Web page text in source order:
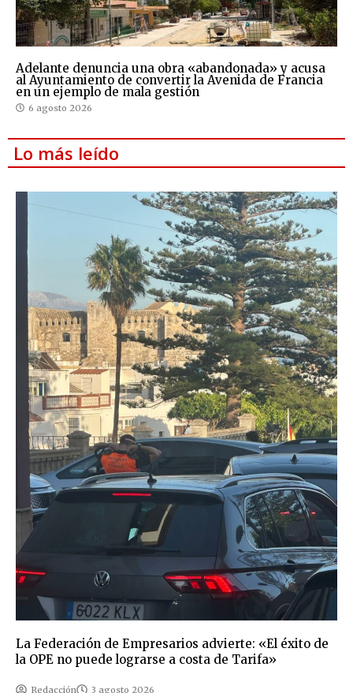
Adelante denuncia una obra «abandonada» y acusa
al Ayuntamiento de convertir la Avenida de Francia
en un ejemplo de mala gestión
6 agosto 2026
Lo más leído
La Federación de Empresarios advierte: «El éxito de
la OPE no puede lograrse a costa de Tarifa»
Redacción 3 agosto 2026